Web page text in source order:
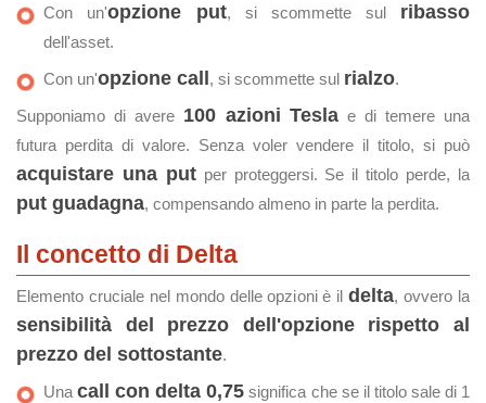
Con un'opzione put, si scommette sul ribasso
dell'asset.
Con un'opzione call , si scommette sul rialzo.
Supponiamo di avere 100 azioni Tesla e di temere una
futura perdita di valore. Senza voler vendere il titolo, si può
acquistare una putper proteggersi. Se il titolo perde, la
put guadagna, compensando almeno in parte la perdita.
Il concetto di Delta
Elemento cruciale nel mondo delle opzioni è ildelta, ovvero la
sensibilità del prezzo dell'opzione rispetto al
prezzo del sottostante.
Unacall con delta 0,75 significa che se il titolo sale di 1